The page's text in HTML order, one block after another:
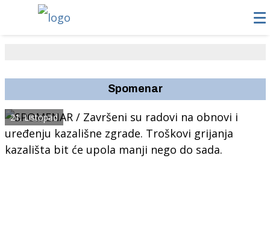
Spomenar
21. Listopad